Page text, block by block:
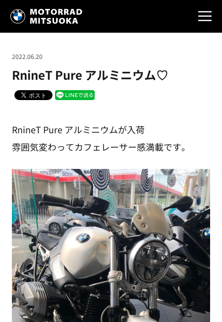
RnineT Pure アルミニウム♡
2022.06.20
RnineT Pure アルミニウムが入荷
雰囲気変わってカフェレーサー感満載です。